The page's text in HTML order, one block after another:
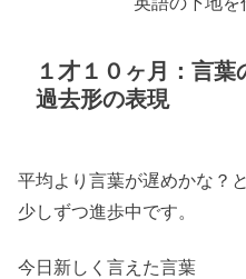
１才１０ヶ月：言
過去形の表現
平均より言葉が遅めかな？
少しずつ進歩中です。
今日新しく言えた言葉